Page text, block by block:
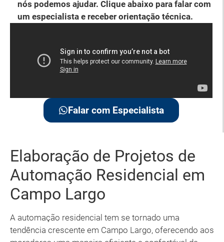
nós podemos ajudar. Clique abaixo para falar com
um especialista e receber orientação técnica.
Falar com Especialista
Elaboração de Projetos de
Automação Residencial em
Campo Largo
A automação residencial tem se tornado uma
tendência crescente em Campo Largo, oferecendo aos